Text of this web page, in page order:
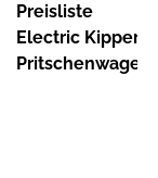
Preisliste
Electric Kipper,
Pritschenwagen